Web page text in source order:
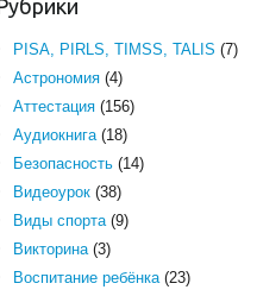
PISA, PIRLS, TIMSS, TALIS (7)
Астрономия(4)
Аттестация(156)
Аудиокнига(18)
Безопасность(14)
Видеоурок(38)
Виды спорта(9)
Викторина(3)
Воспитание ребёнка(23)